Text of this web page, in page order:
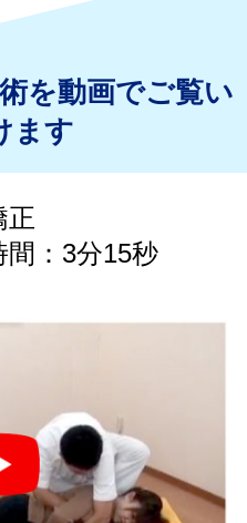
ものではありません。感じ方には
机上の仕事が多くて、
な毎日でしたが、職場
、今では、なぜ今ま
んだろう？と思うほど
のではありません。感じ方には
を動画でご覧い
ます
正
間：3分15秒